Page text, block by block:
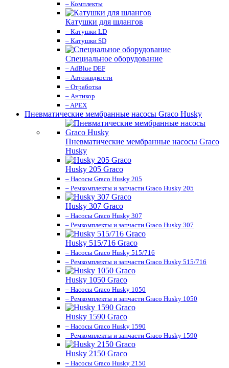
– Комплекты
Катушки для шлангов
– Катушки LD
– Катушки SD
Специальное оборудование
– AdBlue DEF
– Автожидкости
– Отработка
– Антикор
– APEX
Пневматические мембранные насосы Graco Husky
Пневматические мембранные насосы Graco
Husky
Husky 205 Graco
– Насосы Graco Husky 205
– Ремкомплекты и запчасти Graco Husky 205
Husky 307 Graco
– Насосы Graco Husky 307
– Ремкомплекты и запчасти Graco Husky 307
Husky 515/716 Graco
– Насосы Graco Husky 515/716
– Ремкомплекты и запчасти Graco Husky 515/716
Husky 1050 Graco
– Насосы Graco Husky 1050
– Ремкомплекты и запчасти Graco Husky 1050
Husky 1590 Graco
– Насосы Graco Husky 1590
– Ремкомплекты и запчасти Graco Husky 1590
Husky 2150 Graco
– Насосы Graco Husky 2150